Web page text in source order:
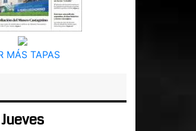
MÁS TAPAS
Jueves